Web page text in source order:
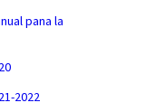
pana la
2022